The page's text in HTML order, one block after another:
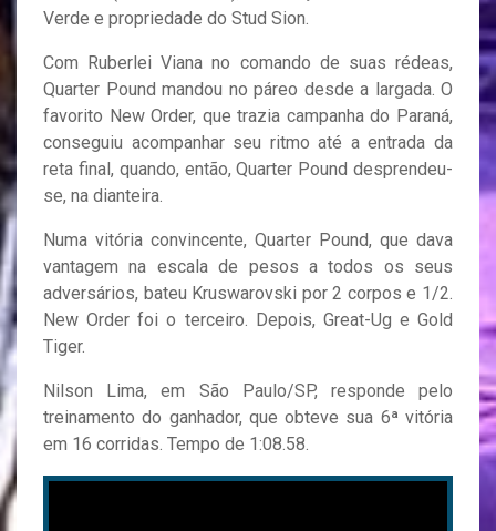
Verde e propriedade do Stud Sion.
Com Ruberlei Viana no comando de suas rédeas,
Quarter Pound mandou no páreo desde a largada. O
favorito New Order, que trazia campanha do Paraná,
conseguiu acompanhar seu ritmo até a entrada da
reta final, quando, então, Quarter Pound desprendeu-
se, na dianteira.
Numa vitória convincente, Quarter Pound, que dava
vantagem na escala de pesos a todos os seus
adversários, bateu Kruswarovski por 2 corpos e 1/2.
New Order foi o terceiro. Depois, Great-Ug e Gold
Tiger.
Nilson Lima, em São Paulo/SP, responde pelo
treinamento do ganhador, que obteve sua 6ª vitória
em 16 corridas. Tempo de 1:08.58.